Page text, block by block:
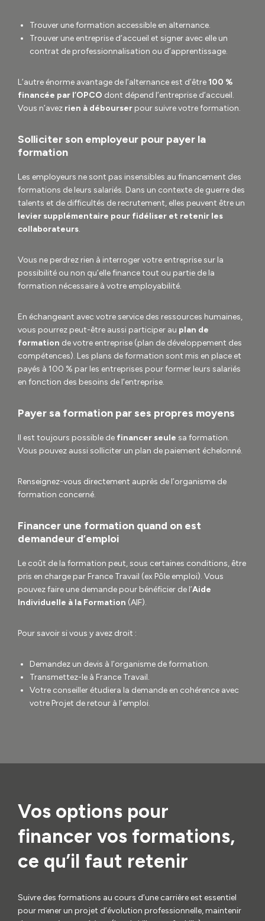
Trouver une formation accessible en alternance.
Trouver une entreprise d’accueil et signer avec elle un
contrat de professionnalisation ou d’apprentissage.
L’autre énorme avantage de l’alternance est d’être 100 %
financée par l’OPCO dont dépend l’entreprise d’accueil.
Vous n’avez rien à débourser pour suivre votre formation.
Solliciter son employeur pour payer la
formation
Les employeurs ne sont pas insensibles au financement des
formations de leurs salariés. Dans un contexte de guerre des
talents et de difficultés de recrutement, elles peuvent être un
levier supplémentaire pour fidéliser et retenir les
collaborateurs.
Vous ne perdrez rien à interroger votre entreprise sur la
possibilité ou non qu’elle finance tout ou partie de la
formation nécessaire à votre employabilité.
En échangeant avec votre service des ressources humaines,
vous pourrez peut-être aussi participer au plan de
formation de votre entreprise (plan de développement des
compétences). Les plans de formation sont mis en place et
payés à 100 % par les entreprises pour former leurs salariés
en fonction des besoins de l’entreprise.
Payer sa formation par ses propres moyens
Il est toujours possible de financer seule sa formation.
Vous pouvez aussi solliciter un plan de paiement échelonné.
Renseignez-vous directement auprès de l’organisme de
formation concerné.
Financer une formation quand on est
demandeur d’emploi
Le coût de la formation peut, sous certaines conditions, être
pris en charge par France Travail (ex Pôle emploi). Vous
pouvez faire une demande pour bénéficier de l’Aide
Individuelle à la Formation (AIF).
Pour savoir si vous y avez droit :
Demandez un devis à l’organisme de formation.
Transmettez-le à France Travail.
Votre conseiller étudiera la demande en cohérence avec
votre Projet de retour à l’emploi.
Vos options pour
financer vos formations,
ce qu’il faut retenir
Suivre des formations au cours d’une carrière est essentiel
pour mener un projet d’évolution professionnelle, maintenir